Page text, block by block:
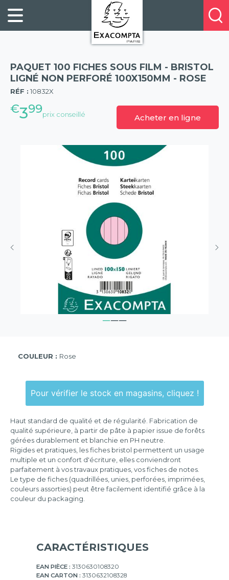
FILING
ORGANISATION
PRESENTATION
BUSINESS
BOOKS
À
PROPOS
NOS
E-
CATALOGUES
POINTS
DE
CONTACTEZ-
Profitez
de
réduction
sur
nouvelle
PAQUET 100 FICHES SOUS FILM - BRISTOL
LIGNÉ NON PERFORÉ 100X150MM - ROSE
RÉF : 10832X
€399prix conseillé Acheter en ligne
(57)
COULEUR : Rose
Pour vérifier le stock en magasins, cliquez !
Haut standard de qualité et de régularité. Fabrication de
qualité supérieure, à partir de pâte à papier issue de forêts
gérées durablement et blanchie en PH neutre.
Rigides et pratiques, les fiches bristol permettent un usage
multiple et un confort d'écriture, elles conviendront
parfaitement à vos travaux pratiques, vos fiches de notes.
Le type de fiches (quadrillées, unies, perforées, imprimées,
couleurs assorties) peut être facilement identifié grâce à la
couleur du packaging.
CARACTÉRISTIQUES
EAN PIÈCE : 3130630108320
EAN CARTON : 3130632108328
Panneau de gestion des cookies